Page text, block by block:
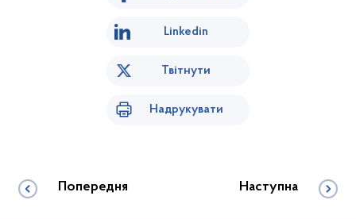
Linkedin
Твітнути
Надрукувати
Попередня Наступна